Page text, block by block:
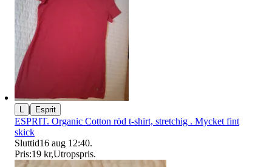
| Esprit
ESPRIT. Organic Cotton röd t-shirt, stretchig . Mycket fint
skick
Sluttid16 aug 12:40.
Pris:19 kr,Utropspris.